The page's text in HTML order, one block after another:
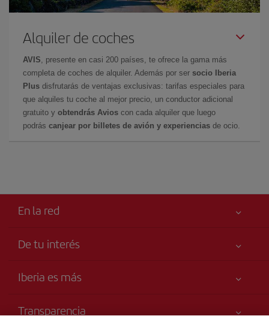
Alquiler de coches
AVIS , presente en casi 200 países, te ofrece la gama más
completa de coches de alquiler. Además por ser socio Iberia
Plus disfrutarás de ventajas exclusivas: tarifas especiales para
que alquiles tu coche al mejor precio, un conductor adicional
gratuito y obtendrás Avios con cada alquiler que luego
podrás canjear por billetes de avión y experiencias de ocio.
En la red
De tu interés
Tu seguridad es lo primero
Iberia es más
Transparencia